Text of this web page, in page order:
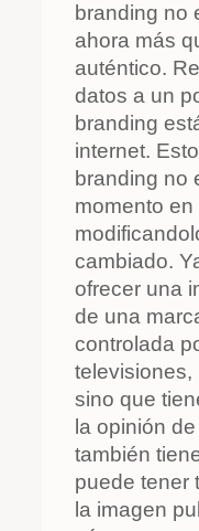
branding no
ahora más
auténtico.
datos a un
branding
internet.
branding no
momento
cambiado.
ofrecer una
de una
controlada
televisiones,
sino que
la opinión
también
puede tener
la imagen